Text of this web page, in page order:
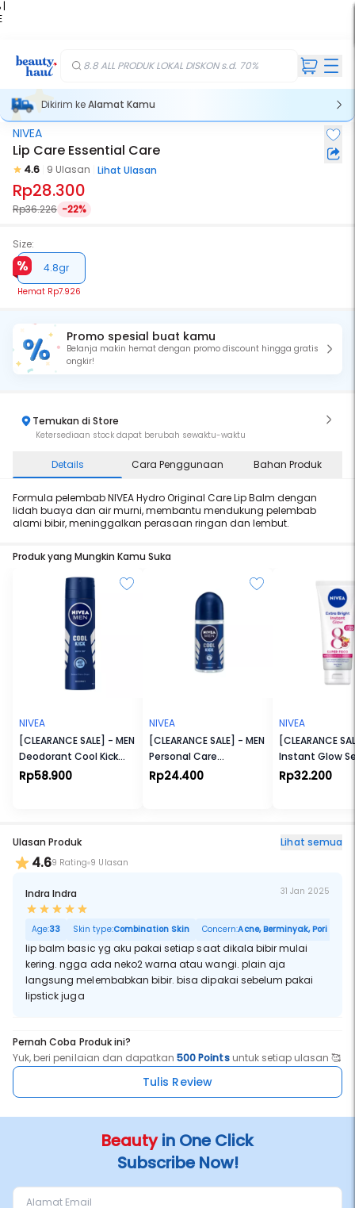
|
8.8 ALL PRODUK LOKAL DISKON s.d. 70%
Dikirim keAlamat Kamu
NIVEA
Lip Care Essential Care
4.6 9 Ulasan Lihat Ulasan
Rp28.300
Rp36.226 -22%
Size:
4.8gr
Hemat Rp7.926
Promo spesial buat kamu
Belanja makin hemat dengan promo discount hingga gratis
ongkir!
Temukan di Store
Ketersediaan stock dapat berubah sewaktu-waktu
Details Cara Penggunaan Bahan Produk
Formula pelembab NIVEA Hydro Original Care Lip Balm dengan
lidah buaya dan air murni, membantu mendukung pelembab
alami bibir, meninggalkan perasaan ringan dan lembut.
Produk yang Mungkin Kamu Suka
NIVEA
[CLEARANCE SALE] - MEN
Deodorant Cool Kick
Spray
Rp58.900
NIVEA
[CLEARANCE SALE] - MEN
Personal Care
Deodorant Cool Kick
Rp24.400
NIVEA
[CLEARANCE
Instant Glow
180ml
Rp32.200
Ulasan Produk Lihat semua
4.69 Rating 9 Ulasan
Indra Indra 31 Jan 2025
Age:33 Skin type:Combination Skin Concern:Acne, Berminyak, Pori Besar
lip balm basic yg aku pakai setiap saat dikala bibir mulai
kering. ngga ada neko2 warna atau wangi. plain aja
langsung melembabkan bibir. bisa dipakai sebelum pakai
lipstick juga
Pernah Coba Produk ini?
Yuk, beri penilaian dan dapatkan500 Pointsuntuk setiap ulasan 🥰
Tulis Review
Beautyin One Click
Subscribe Now!